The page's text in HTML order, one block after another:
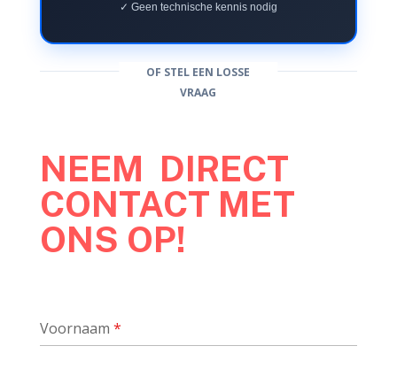
✓ Geen technische kennis nodig
OF STEL EEN LOSSE
VRAAG
NEEM DIRECT
CONTACT MET
ONS OP!
Voornaam *